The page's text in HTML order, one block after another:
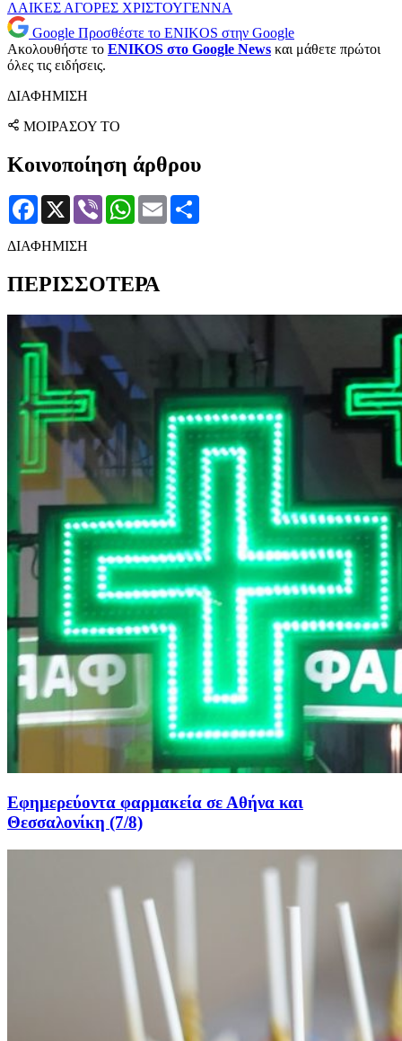
ΛΑΙΚΕΣ ΑΓΟΡΕΣ ΧΡΙΣΤΟΥΓΕΝΝΑ
Google Προσθέστε το ENIKOS στην Google
Ακολουθήστε το ENIKOS στο Google News και μάθετε πρώτοι
όλες τις ειδήσεις.
ΔΙΑΦΗΜΙΣΗ
ΜΟΙΡΑΣΟΥ ΤΟ
Κοινοποίηση άρθρου
Facebook
X Viber WhatsApp
Email
ΔΙΑΦΗΜΙΣΗ
ΠΕΡΙΣΣΟΤΕΡΑ
Εφημερεύοντα φαρμακεία σε Αθήνα και
Θεσσαλονίκη (7/8)